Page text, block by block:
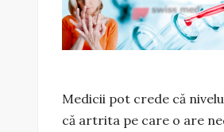
Medicii pot crede că
că artrita pe care o are